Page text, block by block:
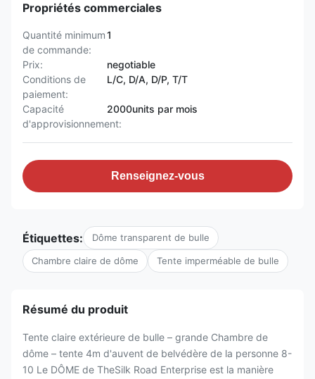
Propriétés commerciales
Quantité minimum
de commande:
1
Prix:
negotiable
Conditions de
paiement:
L/C, D/A, D/P, T/T
Capacité
d'approvisionnement:
2000units par mois
Renseignez-vous
Étiquettes: Dôme transparent de bulle
Chambre claire de dôme Tente imperméable de bulle
Résumé du produit
Tente claire extérieure de bulle – grande Chambre de
dôme – tente 4m d'auvent de belvédère de la personne 8-
10 Le DÔME de TheSilk Road Enterprise est la manière